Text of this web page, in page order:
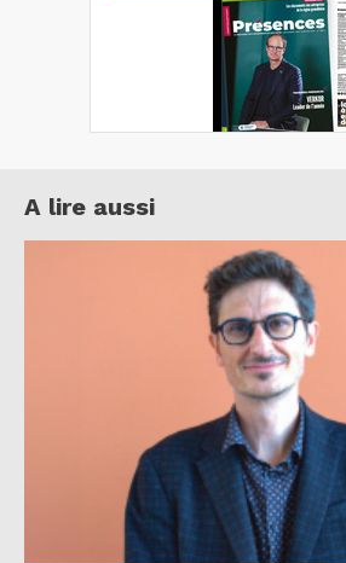
A lire aussi